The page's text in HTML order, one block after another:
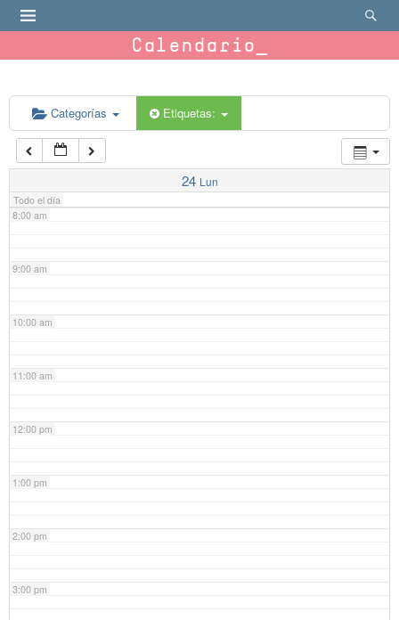
Calendario
Categorías Etiquetas:
24 Lun
Todo el día
6:00 am
7:00 am
8:00 am
9:00 am
10:00 am
11:00 am
12:00 pm
1:00 pm
2:00 pm
3:00 pm